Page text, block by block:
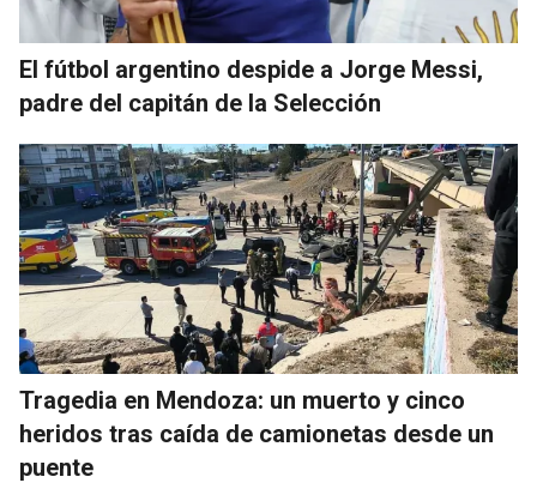
El fútbol argentino despide a Jorge Messi,
padre del capitán de la Selección
Tragedia en Mendoza: un muerto y cinco
heridos tras caída de camionetas desde un
puente